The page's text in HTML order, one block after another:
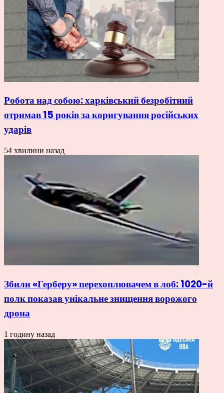
Робота над собою: харківський безробітний
отримав 15 років за коригування російських
ударів
54 хвилини назад
Збили «Герберу» перехоплювачем в лоб: 1020-й
полк показав унікальне знищення ворожого
дрона
1 годину назад